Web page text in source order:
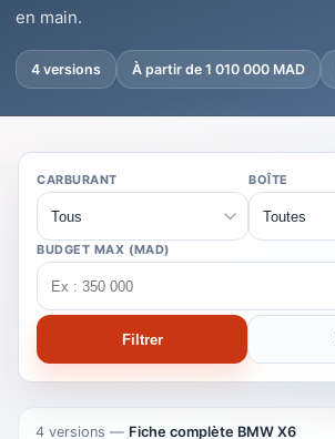
en main.
4 versions À partir de 1 010 000 MAD
CARBURANT BOÎTE
BUDGET MAX (MAD)
Filtrer
4 versions — Fiche complète BMW X6